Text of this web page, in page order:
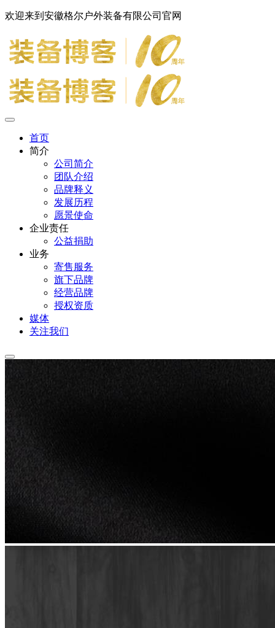
欢迎来到安徽格尔户外装备有限公司官网
首页
简介
公司简介
团队介绍
品牌释义
发展历程
愿景使命
企业责任
公益捐助
业务
寄售服务
旗下品牌
经营品牌
授权资质
媒体
关注我们